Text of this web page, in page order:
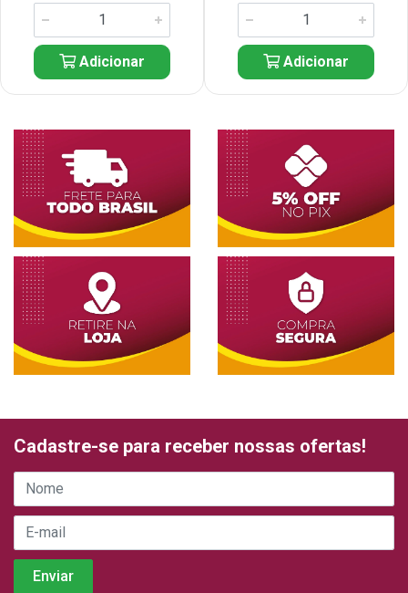
Adicionar Adicionar
Cadastre-se para receber nossas ofertas!